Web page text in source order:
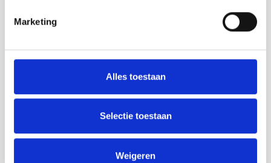
Marketing
Alles toestaan
Selectie toestaan
Weigeren